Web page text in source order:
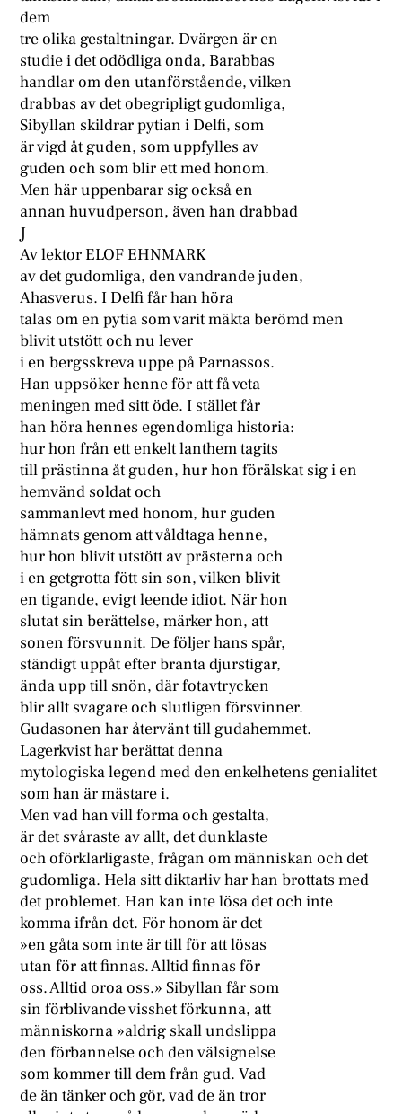
dem
tre olika gestaltningar. Dvärgen är en
studie i det odödliga onda, Barabbas
handlar om den utanförstående, vilken
drabbas av det obegripligt gudomliga,
Sibyllan skildrar pytian i Delfi, som
är vigd åt guden, som uppfylles av
guden och som blir ett med honom.
Men här uppenbarar sig också en
annan huvudperson, även han drabbad
J
Av lektor ELOF EHNMARK
av det gudomliga, den vandrande juden,
Ahasverus. I Delfi får han höra
talas om en pytia som varit mäkta berömd men
blivit utstött och nu lever
i en bergsskreva uppe på Parnassos.
Han uppsöker henne för att få veta
meningen med sitt öde. I stället får
han höra hennes egendomliga historia:
hur hon från ett enkelt lanthem tagits
till prästinna åt guden, hur hon förälskat sig i en
hemvänd soldat och
sammanlevt med honom, hur guden
hämnats genom att våldtaga henne,
hur hon blivit utstött av prästerna och
i en getgrotta fött sin son, vilken blivit
en tigande, evigt leende idiot. När hon
slutat sin berättelse, märker hon, att
sonen försvunnit. De följer hans spår,
ständigt uppåt efter branta djurstigar,
ända upp till snön, där fotavtrycken
blir allt svagare och slutligen försvinner.
Gudasonen har återvänt till gudahemmet.
Lagerkvist har berättat denna
mytologiska legend med den enkelhetens genialitet
som han är mästare i.
Men vad han vill forma och gestalta,
är det svåraste av allt, det dunklaste
och oförklarligaste, frågan om människan och det
gudomliga. Hela sitt diktarliv har han brottats med
det problemet. Han kan inte lösa det och inte
komma ifrån det. För honom är det
»en gåta som inte är till för att lösas
utan för att finnas. Alltid finnas för
oss. Alltid oroa oss.» Sibyllan får som
sin förblivande visshet förkunna, att
människorna »aldrig skall undslippa
den förbannelse och den välsignelse
som kommer till dem från gud. Vad
de än tänker och gör, vad de än tror